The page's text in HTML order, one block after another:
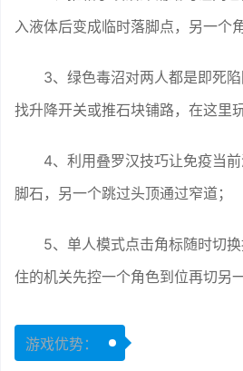
入液体后变成临时落脚点，另一个
3、绿色毒沼对两人都是即死
找升降开关或推石块铺路，在这里
4、利用叠罗汉技巧让免疫当
脚石，另一个跳过头顶通过窄道；
5、单人模式点击角标随时切
住的机关先控一个角色到位再切另
游戏优势：